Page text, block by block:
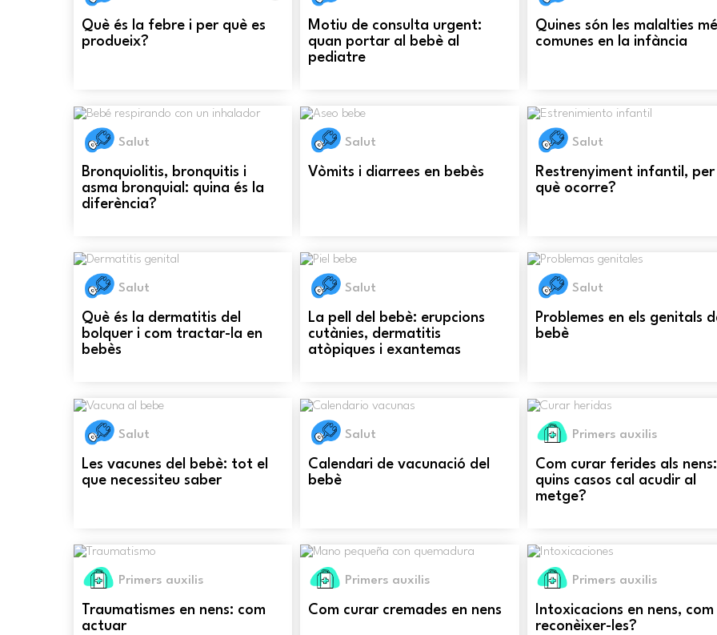
Què és la febre i per què es
produeix?
Motiu de consulta urgent:
quan portar al bebè al
pediatre
Quines són les malalties
comunes en la infància
Salut
Bronquiolitis, bronquitis i
asma bronquial: quina és la
diferència?
Salut
Vòmits i diarrees en bebès
Salut
Restrenyiment infantil, per
què ocorre?
Salut
Què és la dermatitis del
bolquer i com tractar-la en
bebès
Salut
La pell del bebè: erupcions
cutànies, dermatitis
atòpiques i exantemas
Salut
Problemes en els genitals
bebè
Salut
Les vacunes del bebè: tot el
que necessiteu saber
Salut
Calendari de vacunació del
bebè
Primers auxilis
Com curar ferides als
quins casos cal acudir al
metge?
Primers auxilis
Traumatismes en nens: com
actuar
Primers auxilis
Com curar cremades en nens
Primers auxilis
Intoxicacions en nens, com
reconèixer-les?